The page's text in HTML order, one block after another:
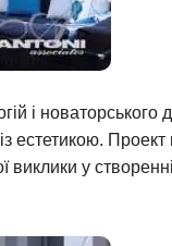
і новаторського
естетикою.
виклики у